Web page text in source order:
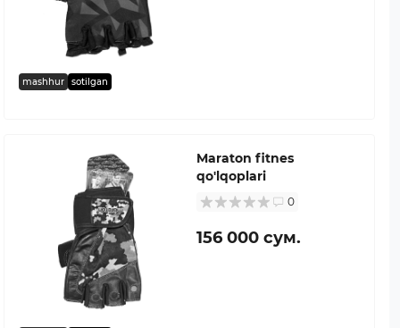
mashhur sotilgan
Maraton fitnes
qo'lqoplari
0
156 000 сум.